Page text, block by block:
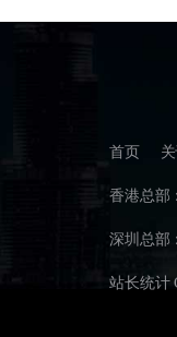
首页
香港总部
深圳总部
站长统计